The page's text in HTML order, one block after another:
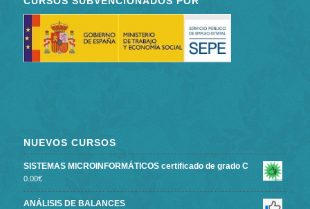
NUEVOS CURSOS
SISTEMAS MICROINFORMÁTICOS certificado de grado C
0.00€
ANÁLISIS DE BALANCES